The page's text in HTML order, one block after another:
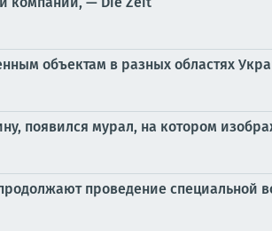
объектам в разных областях
появился мурал, на котором
проведение специальной